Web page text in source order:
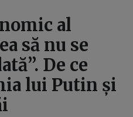
al
să nu se
De ce
lui Putin și